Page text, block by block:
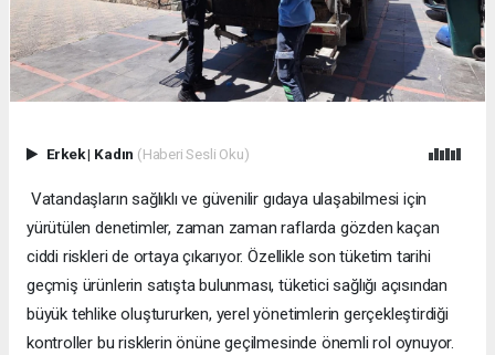
Erkek| Kadın (Haberi Sesli Oku)
Vatandaşların sağlıklı ve güvenilir gıdaya ulaşabilmesi için
yürütülen denetimler, zaman zaman raflarda gözden kaçan
ciddi riskleri de ortaya çıkarıyor. Özellikle son tüketim tarihi
geçmiş ürünlerin satışta bulunması, tüketici sağlığı açısından
büyük tehlike oluştururken, yerel yönetimlerin gerçekleştirdiği
kontroller bu risklerin önüne geçilmesinde önemli rol oynuyor.